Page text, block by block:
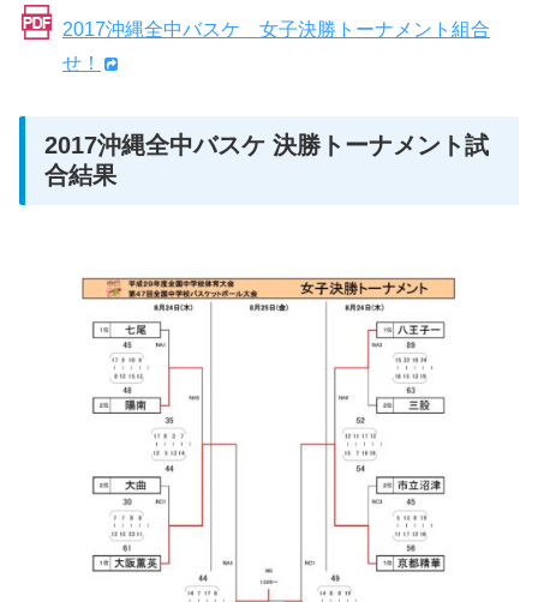
2017沖縄全中バスケ 女子決勝トーナメント組合
せ！
2017沖縄全中バスケ 決勝トーナメント試
合結果